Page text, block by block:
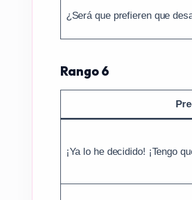
¿Será que prefieren que
Rango 6
¡Ya lo he decidido! ¡Tengo